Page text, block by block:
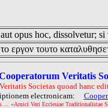
opus hoc, dissolvetur;
εργον τουτο
Veritatis
Societas quoad hanc
electronicam:
... «Amici Veri Ecclesiae Traditionalistae